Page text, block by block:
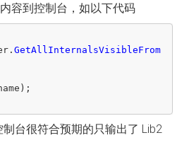
容到控制台，如以下代码
. GetAllInternalsVisibleFrom
);
台很符合预期的只输出了 Lib2